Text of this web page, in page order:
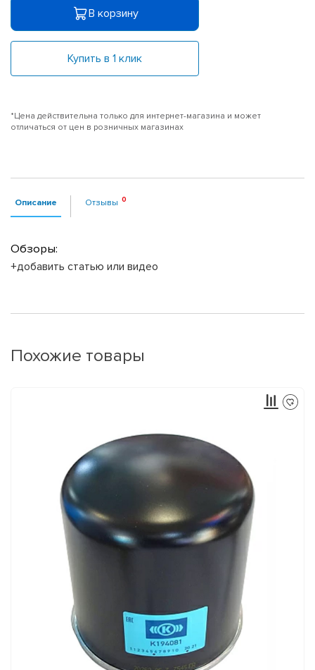
В корзину
Купить в 1 клик
*Цена действительна только для интернет-магазина и может
отличаться от цен в розничных магазинах
Описание Отзывы
Обзоры:
+добавить статью или видео
Похожие товары